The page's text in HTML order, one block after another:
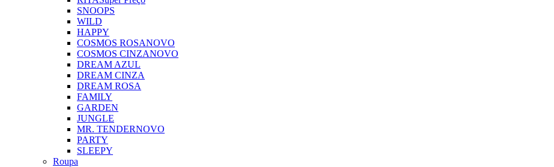
SNOOPS
WILD
HAPPY
COSMOS ROSANOVO
COSMOS CINZANOVO
DREAM AZUL
DREAM CINZA
DREAM ROSA
FAMILY
GARDEN
JUNGLE
MR. TENDERNOVO
PARTY
SLEEPY
Roupa